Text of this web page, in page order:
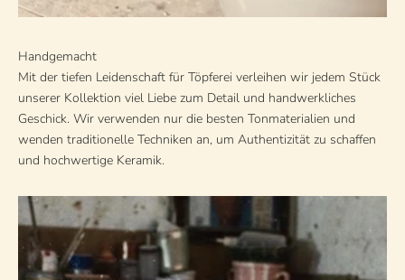
Handgemacht
Mit der tiefen Leidenschaft für Töpferei verleihen wir jedem Stück
unserer Kollektion viel Liebe zum Detail und handwerkliches
Geschick. Wir verwenden nur die besten Tonmaterialien und
wenden traditionelle Techniken an, um Authentizität zu schaffen
und hochwertige Keramik.